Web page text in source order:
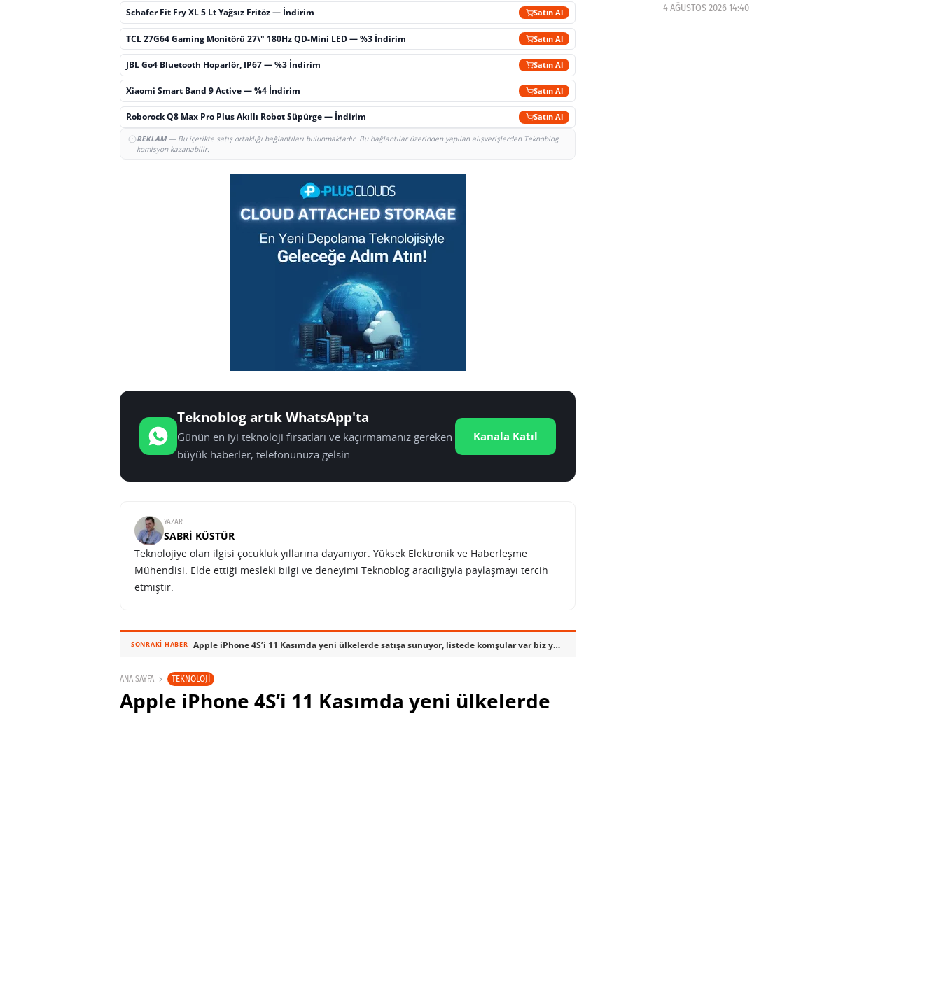
Schafer Fit Fry XL 5 Lt Yağsız Fritöz — İndirim Satın Al
TCL 27G64 Gaming Monitörü 27\" 180Hz QD-Mini LED — %3 İndirim Satın Al
JBL Go4 Bluetooth Hoparlör, IP67 — %3 İndirim Satın Al
Xiaomi Smart Band 9 Active — %4 İndirim Satın Al
Roborock Q8 Max Pro Plus Akıllı Robot Süpürge — İndirim Satın Al
REKLAM— Bu içerikte satış ortaklığı bağlantıları bulunmaktadır. Bu bağlantılar üzerinden yapılan alışverişlerden Teknoblog
komisyon kazanabilir.
Teknoblog artık WhatsApp'ta
Günün en iyi teknoloji fırsatları ve kaçırmamanız gereken
büyük haberler, telefonunuza gelsin.
Kanala Katıl
YAZAR:
SABRI KÜSTÜR
Teknolojiye olan ilgisi çocukluk yıllarına dayanıyor. Yüksek Elektronik ve Haberleşme
Mühendisi. Elde ettiği mesleki bilgi ve deneyimi Teknoblog aracılığıyla paylaşmayı tercih
etmiştir.
SONRAKI HABER Apple iPhone 4S’i 11 Kasımda yeni ülkelerde satışa sunuyor, listede komşular var biz yokuz
ANA SAYFA TEKNOLOJI
Apple iPhone 4S’i 11 Kasımda yeni ülkelerde
4 AĞUSTOS 2026 14:40